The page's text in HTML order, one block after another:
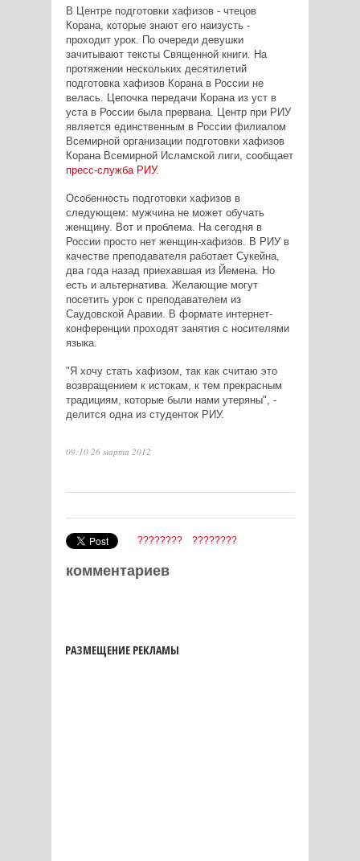
В Центре подготовки хафизов - чтецов
Корана, которые знают его наизусть -
проходит урок. По очереди девушки
зачитывают тексты Священной книги. На
протяжении нескольких десятилетий
подготовка хафизов Корана в России не
велась. Цепочка передачи Корана из уст в
уста в России была прервана. Центр при РИУ
является единственным в России филиалом
Всемирной организации подготовки хафизов
Корана Всемирной Исламской лиги, сообщает
пресс-служба РИУ.
Особенность подготовки хафизов в
следующем: мужчина не может обучать
женщину. Вот и проблема. На сегодня в
России просто нет женщин-хафизов. В РИУ в
качестве преподавателя работает Сукейна,
два года назад приехавшая из Йемена. Но
есть и альтернатива. Желающие могут
посетить урок с преподавателем из
Саудовской Аравии. В формате интернет-
конференции проходят занятия с носителями
языка.
"Я хочу стать хафизом, так как считаю это
возвращением к истокам, к тем прекрасным
традициям, которые были нами утеряны", -
делится одна из студенток РИУ.
09:10 26 марта 2012
???????? ????????
комментариев
РАЗМЕЩЕНИЕ РЕКЛАМЫ